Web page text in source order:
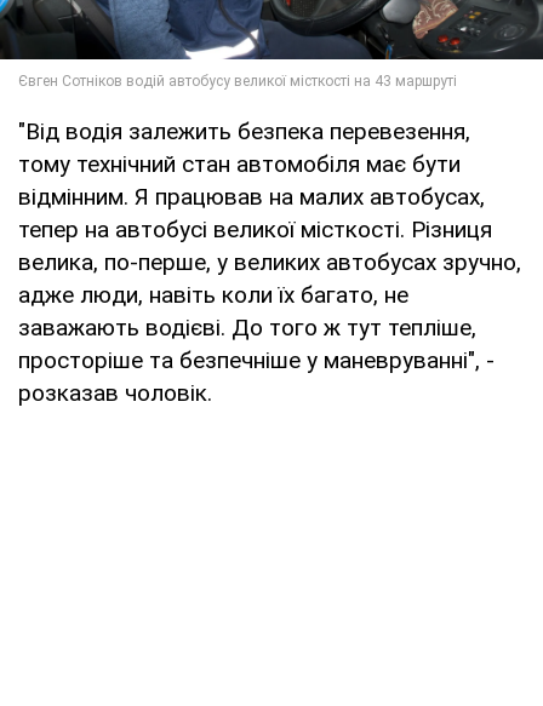
"Від водія залежить безпека перевезення,
тому технічний стан автомобіля має бути
відмінним. Я працював на малих автобусах,
тепер на автобусі великої місткості. Різниця
велика, по-перше, у великих автобусах зручно,
адже люди, навіть коли їх багато, не
заважають водієві. До того ж тут тепліше,
просторіше та безпечніше у маневруванні", -
розказав чоловік.